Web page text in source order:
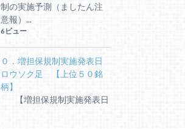
制の実施予測（ましたん注
意報）...
6ビュー
０．増担保規制実施発表日
ロウソク足 【上位５０銘
柄】
【増担保規制実施発表日